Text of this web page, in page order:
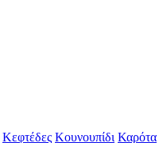
Κεφτέδες Κουνουπίδι Καρότα